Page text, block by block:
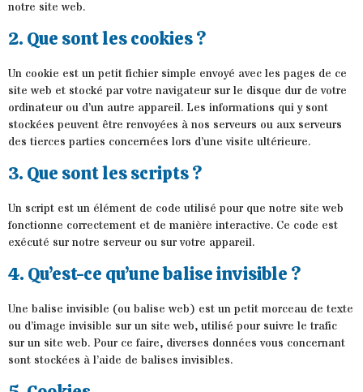
notre site web.
2. Que sont les cookies ?
Un cookie est un petit fichier simple envoyé avec les pages de ce
site web et stocké par votre navigateur sur le disque dur de votre
ordinateur ou d’un autre appareil. Les informations qui y sont
stockées peuvent être renvoyées à nos serveurs ou aux serveurs
des tierces parties concernées lors d’une visite ultérieure.
3. Que sont les scripts ?
Un script est un élément de code utilisé pour que notre site web
fonctionne correctement et de manière interactive. Ce code est
exécuté sur notre serveur ou sur votre appareil.
4. Qu’est-ce qu’une balise invisible ?
Une balise invisible (ou balise web) est un petit morceau de texte
ou d’image invisible sur un site web, utilisé pour suivre le trafic
sur un site web. Pour ce faire, diverses données vous concernant
sont stockées à l’aide de balises invisibles.